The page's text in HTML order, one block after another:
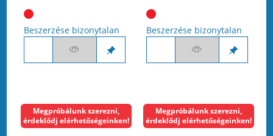
Beszerzése bizonytalan Beszerzése bizonytalan
Megpróbálunk szerezni,
érdeklődj elérhetőségeinken!
Megpróbálunk szerezni,
érdeklődj elérhetőségeinken!